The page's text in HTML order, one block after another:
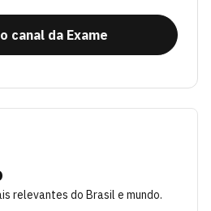
canal da Exame
relevantes do Brasil e mundo.